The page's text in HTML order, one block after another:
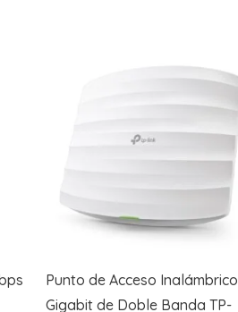
Punto de Acceso Inalámbrico
Gigabit de Doble Banda TP-